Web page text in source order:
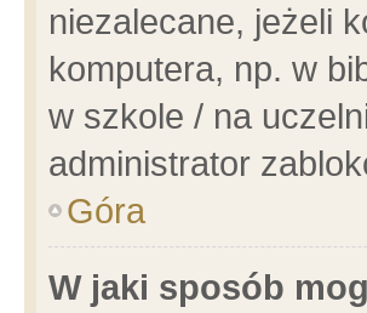
niezalecane, jeżeli
komputera, np. w
w szkole / na
administrator
Góra
W jaki sposób